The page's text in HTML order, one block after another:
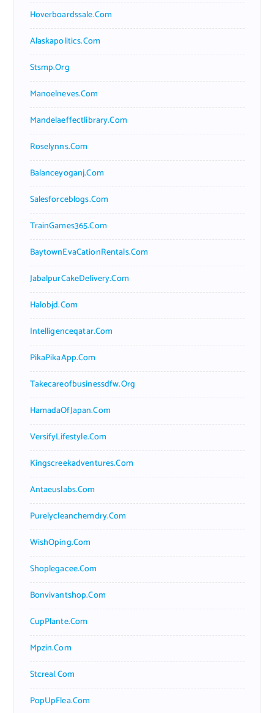
Hoverboardssale.com
Alaskapolitics.com
Stsmp.org
Manoelneves.com
Mandelaeffectlibrary.com
Roselynns.com
Balanceyoganj.com
Salesforceblogs.com
TrainGames365.com
BaytownEvaCationRentals.com
JabalpurCakeDelivery.com
Halobjd.com
Intelligenceqatar.com
PikaPikaApp.com
Takecareofbusinessdfw.org
HamadaOfJapan.com
VersifyLifestyle.com
Kingscreekadventures.com
Antaeuslabs.com
Purelycleanchemdry.com
WishOping.com
Shoplegacee.com
Bonvivantshop.com
CupPlante.com
Mpzin.com
Stcreal.com
PopUpFlea.com